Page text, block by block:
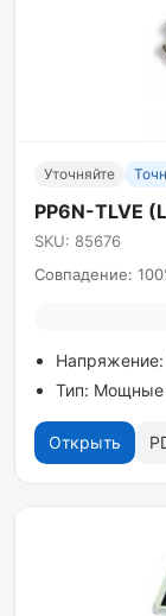
Уточняйте
PP6N-TLVE
SKU: 85676
Совпадение:
Тип: Мощные
Открыть